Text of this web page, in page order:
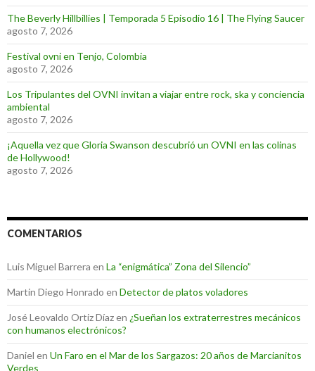
The Beverly Hillbillies | Temporada 5 Episodio 16 | The Flying Saucer
agosto 7, 2026
Festival ovni en Tenjo, Colombia
agosto 7, 2026
Los Tripulantes del OVNI invitan a viajar entre rock, ska y conciencia
ambiental
agosto 7, 2026
¡Aquella vez que Gloria Swanson descubrió un OVNI en las colinas
de Hollywood!
agosto 7, 2026
COMENTARIOS
Luis Miguel Barrera en La “enigmática” Zona del Silencio”
Martin Diego Honrado en Detector de platos voladores
José Leovaldo Ortiz Díazen ¿Sueñan los extraterrestres mecánicos
con humanos electrónicos?
Daniel en Un Faro en el Mar de los Sargazos: 20 años de Marcianitos
Verdes